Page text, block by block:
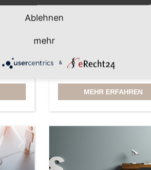
Grundstücksrecht, WEG-
Recht
MEHR ERFAHREN
Ablehnen
mehr
&